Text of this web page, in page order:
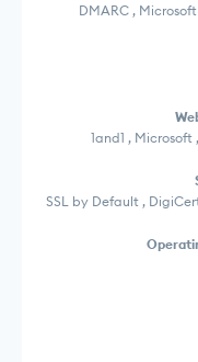
DMARC ,
1and1 ,
SSL by Default , DigiCert